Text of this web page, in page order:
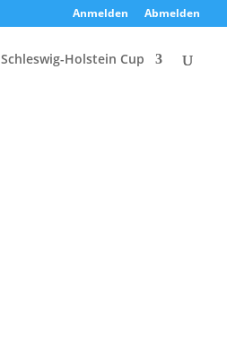
Anmelden Abmelden
Schleswig-Holstein Cup